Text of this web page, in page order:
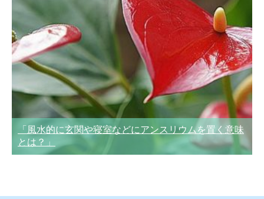
「風水的に玄関や寝室などにアンスリウムを置く意味
とは？」